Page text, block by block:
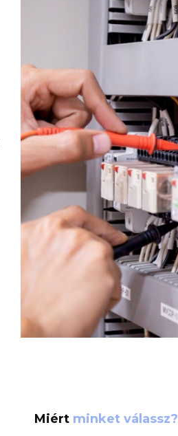
Miért minket válassz?